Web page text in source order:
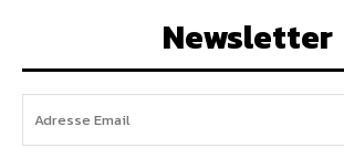
Newsletter